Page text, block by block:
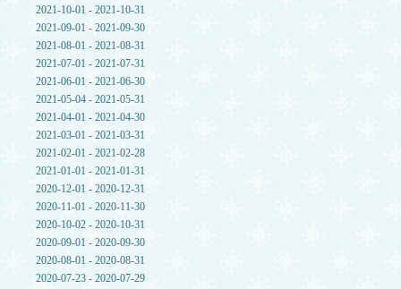
2021-10-01 - 2021-10-31
2021-09-01 - 2021-09-30
2021-08-01 - 2021-08-31
2021-07-01 - 2021-07-31
2021-06-01 - 2021-06-30
2021-05-04 - 2021-05-31
2021-04-01 - 2021-04-30
2021-03-01 - 2021-03-31
2021-02-01 - 2021-02-28
2021-01-01 - 2021-01-31
2020-12-01 - 2020-12-31
2020-11-01 - 2020-11-30
2020-10-02 - 2020-10-31
2020-09-01 - 2020-09-30
2020-08-01 - 2020-08-31
2020-07-23 - 2020-07-29